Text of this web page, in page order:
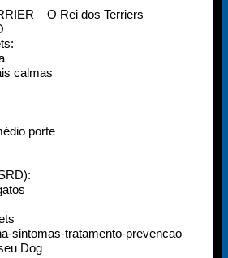
– O Rei dos Terriers
calmas
porte
sintomas-tratamento-prevencao
Dog